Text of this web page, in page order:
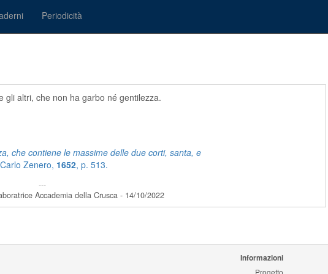
Periodicità
gli altri, che non ha garbo né gentilezza.
che contiene le massime delle due corti, santa, e
Zenero, 1652, p. 513.
---
Accademia della Crusca - 14/10/2022
Informazioni
Progetto